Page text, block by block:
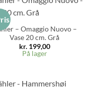
– Omaggio Nuovo –
Vase 20 cm. Grå
kr.199,00
På lager